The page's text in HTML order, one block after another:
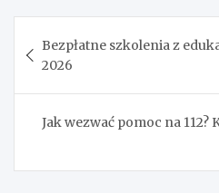
wpisu
Bezpłatne szkolenia z
2026
Jak wezwać pomoc na 112?